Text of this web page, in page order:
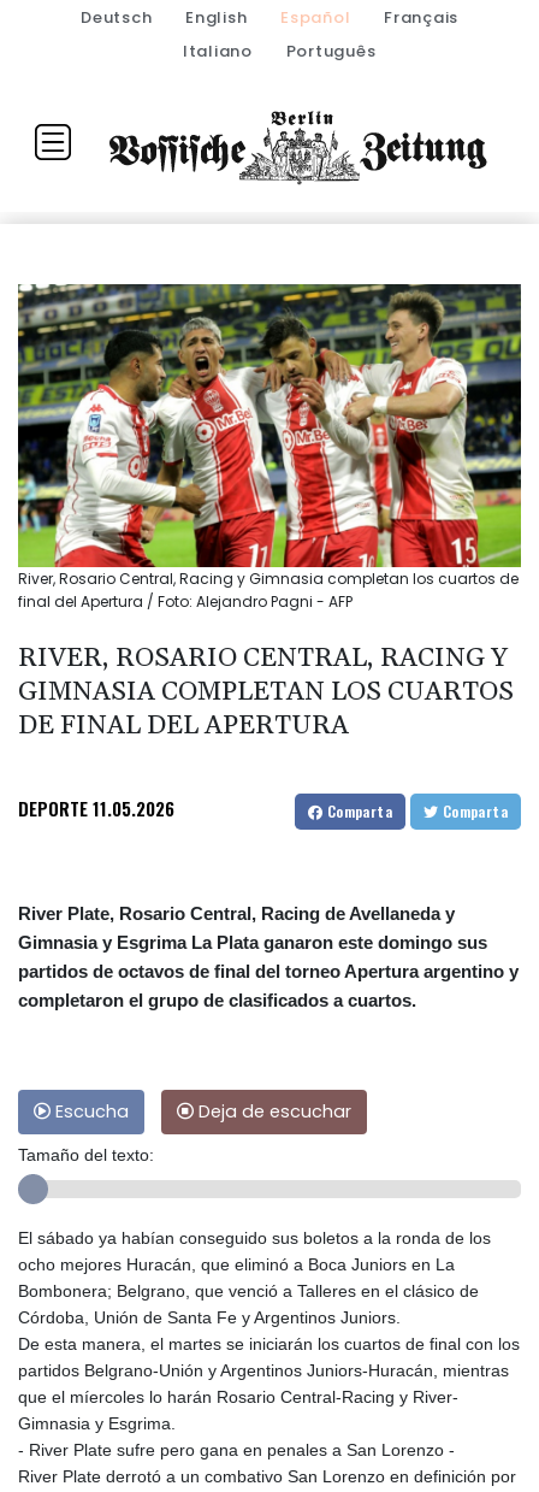
Deutsch English Español
Français
Italiano
Português
River, Rosario Central, Racing y Gimnasia completan los cuartos de
final del Apertura / Foto: Alejandro Pagni - AFP
RIVER, ROSARIO CENTRAL, RACING Y
GIMNASIA COMPLETAN LOS CUARTOS
DE FINAL DEL APERTURA
DEPORTE11.05.2026 Comparta Comparta
River Plate, Rosario Central, Racing de Avellaneda y
Gimnasia y Esgrima La Plata ganaron este domingo sus
partidos de octavos de final del torneo Apertura argentino y
completaron el grupo de clasificados a cuartos.
Escucha Deja de escuchar
Tamaño del texto:
El sábado ya habían conseguido sus boletos a la ronda de los
ocho mejores Huracán, que eliminó a Boca Juniors en La
Bombonera; Belgrano, que venció a Talleres en el clásico de
Córdoba, Unión de Santa Fe y Argentinos Juniors.
De esta manera, el martes se iniciarán los cuartos de final con los
partidos Belgrano-Unión y Argentinos Juniors-Huracán, mientras
que el míercoles lo harán Rosario Central-Racing y River-
Gimnasia y Esgrima.
- River Plate sufre pero gana en penales a San Lorenzo -
River Plate derrotó a un combativo San Lorenzo en definición por